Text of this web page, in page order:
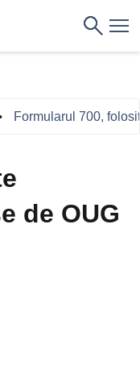
700, folosit
de OUG